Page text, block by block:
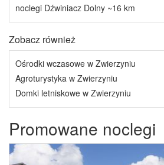
noclegi Dźwiniacz Dolny ~16 km
Zobacz również
Ośrodki wczasowe w Zwierzyniu
Agroturystyka w Zwierzyniu
Domki letniskowe w Zwierzyniu
Promowane noclegi
Previous